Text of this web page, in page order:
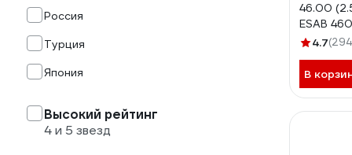
Россия
Турция
Япония
Высокий рейтинг
4 и 5 звезд
46.00
ESAB
4.7
В